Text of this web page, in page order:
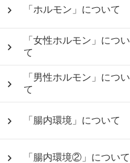
「ホルモン」について
「女性ホルモン」につい
て
「男性ホルモン」につい
て
「腸内環境」について
「腸内環境②」について